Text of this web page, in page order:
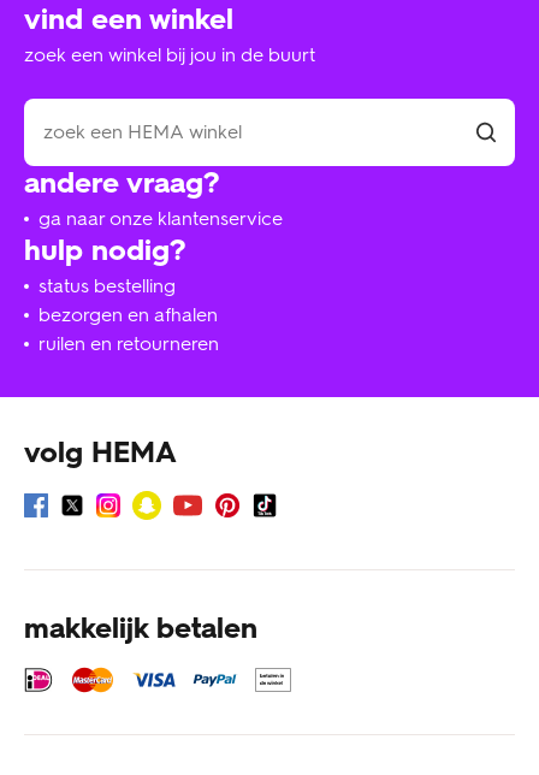
hulp nodig?
status bestelling
bezorgen en afhalen
ruilen en retourneren
andere vraag?
ga naar onze klantenservice
vind een winkel
zoek een winkel bij jou in de buurt
volg HEMA
makkelijk betalen